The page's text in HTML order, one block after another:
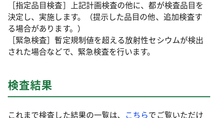
［指定品目検査］上記計画検査の他に、都が検査品目を
決定し、実施します。（提示した品目の他、追加検査す
る場合があります。）
［緊急検査］暫定規制値を超える放射性セシウムが検出
された場合などで、緊急検査を行います。
検査結果
これまで検査した結果の一覧は、 こちらでご覧いただけ